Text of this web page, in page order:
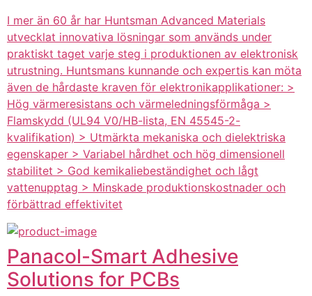
I mer än 60 år har Huntsman Advanced Materials
utvecklat innovativa lösningar som används under
praktiskt taget varje steg i produktionen av elektronisk
utrustning. Huntsmans kunnande och expertis kan möta
även de hårdaste kraven för elektronikapplikationer: >
Hög värmeresistans och värmeledningsförmåga >
Flamskydd (UL94 V0/HB-lista, EN 45545-2-
kvalifikation) > Utmärkta mekaniska och dielektriska
egenskaper > Variabel hårdhet och hög dimensionell
stabilitet > God kemikaliebeständighet och lågt
vattenupptag > Minskade produktionskostnader och
förbättrad effektivitet
Panacol-Smart Adhesive
Solutions for PCBs